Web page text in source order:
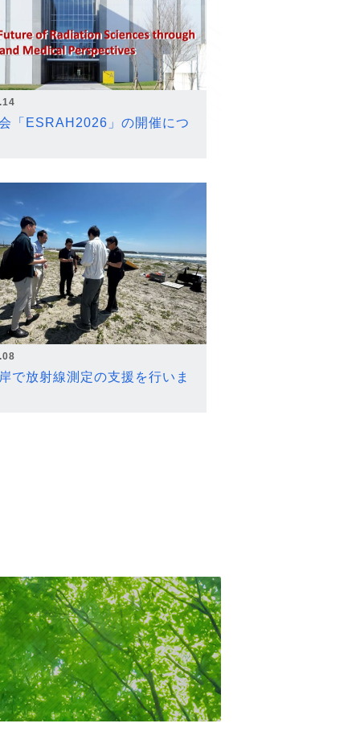
「ESRAH2026」の開催につ
で放射線測定の支援を行いま